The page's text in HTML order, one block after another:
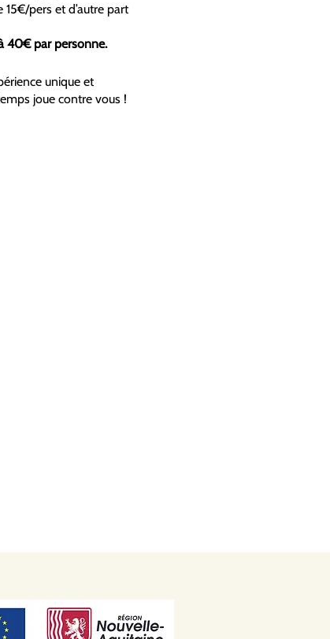
pers et d’autre part
40€ par personne.
unique et
joue contre vous !